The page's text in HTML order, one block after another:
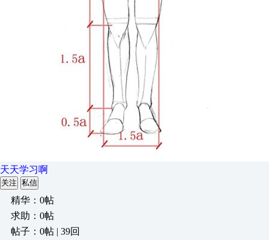
天天学习啊
关注 私信
精华：0帖
求助：0帖
帖子：0帖 | 39回